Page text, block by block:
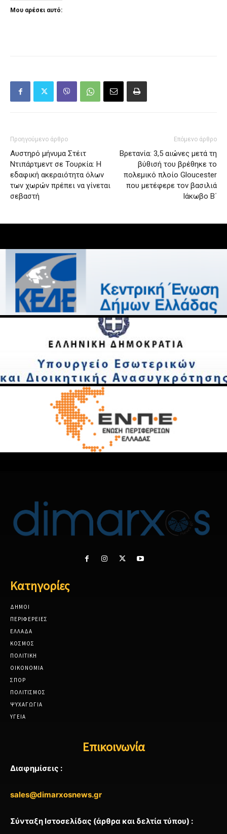
Μου αρέσει αυτό:
Προηγούμενο άρθρο
Αυστηρό μήνυμα Στέιτ
Ντιπάρτμεντ σε Τουρκία: Η
εδαφική ακεραιότητα όλων
των χωρών πρέπει να γίνεται
σεβαστή
Επόμενο άρθρο
Βρετανία: 3,5 αιώνες μετά τη
βύθισή του βρέθηκε το
πολεμικό πλοίο Gloucester
που μετέφερε τον βασιλιά
Ιάκωβο Β΄
Κατηγορίες
ΔΗΜΟΙ
ΠΕΡΙΦΕΡΕΙΕΣ
ΕΛΛΑΔΑ
ΚΟΣΜΟΣ
ΠΟΛΙΤΙΚΗ
ΟΙΚΟΝΟΜΙΑ
ΣΠΟΡ
ΠΟΛΙΤΙΣΜΟΣ
ΨΥΧΑΓΩΓΙΑ
ΥΓΕΙΑ
Επικοινωνία
Διαφημίσεις :
sales@dimarxosnews.gr
Σύνταξη Ιστοσελίδας (άρθρα και δελτία τύπου) :